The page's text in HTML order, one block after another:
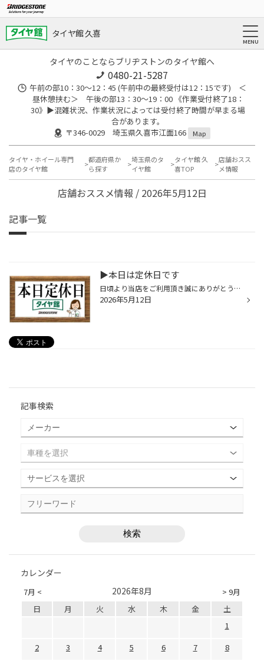
タイヤ館 久喜
タイヤのことならブリヂストンのタイヤ館へ
0480-21-5287
午前の部10：30～12：45 (午前中の最終受付は12：15です) ＜
昼休憩挟む＞ 午後の部13：30～19：00 《作業受付終了18：
30》▶︎混雑状況、作業状況によっては受付終了時間が早まる場
合があります。
〒346-0029 埼玉県久喜市江面166
Map
タイヤ・ホイール専門
店のタイヤ館
都道府県か
ら探す
埼玉県のタ
イヤ館
タイヤ館 久
喜TOP
店舗おスス
メ情報
店舗おススメ情報 / 2026年5月12日
記事一覧
▶本日は定休日です
日頃より当店をご利用頂き誠にありがとうございます！ 本日は定休日になります。 恐れ入りますが、御用の場合は明日以降にご来店ください。 営業時間 :午前の部 １０：３０～１２：４５ 午後の部 １３：３０～１９：００ (最終作業受付１８：3０まで) ご迷惑をおかけしますが、ご来店の際は営業日の...
2026年5月12日
記事検索
カレンダー
7月 < > 9月
2026年8月
日 月 火 水 木 金
土
1
2
3 4 5 6 7
8